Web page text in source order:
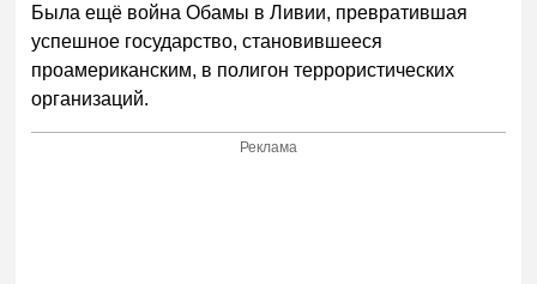
Была ещё война Обамы в Ливии, превратившая
успешное государство, становившееся
проамериканским, в полигон террористических
организаций.
Реклама